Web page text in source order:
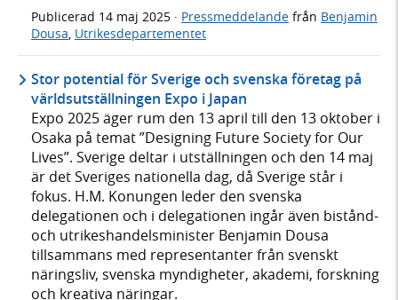
Publicerad 14 maj 2025 · Pressmeddelande från Benjamin
Dousa, Utrikesdepartementet
Stor potential för Sverige och svenska företag på
världsutställningen Expo i Japan
Expo 2025 äger rum den 13 april till den 13 oktober i
Osaka på temat ”Designing Future Society for Our
Lives”. Sverige deltar i utställningen och den 14 maj
är det Sveriges nationella dag, då Sverige står i
fokus. H.M. Konungen leder den svenska
delegationen och i delegationen ingår även bistånd-
och utrikeshandelsminister Benjamin Dousa
tillsammans med representanter från svenskt
näringsliv, svenska myndigheter, akademi, forskning
och kreativa näringar.